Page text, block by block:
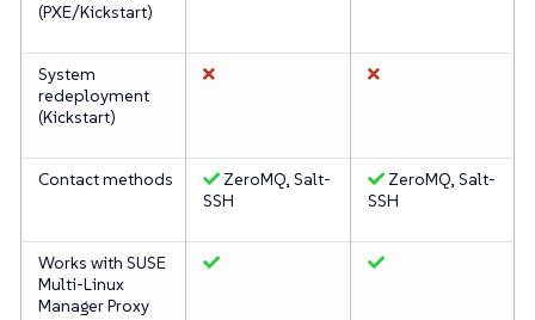
(PXE/Kickstart)
System
redeployment
(Kickstart)
Contact methods
ZeroMQ, Salt-
SSH
ZeroMQ, Salt-
SSH
Works with SUSE
Multi-Linux
Manager Proxy